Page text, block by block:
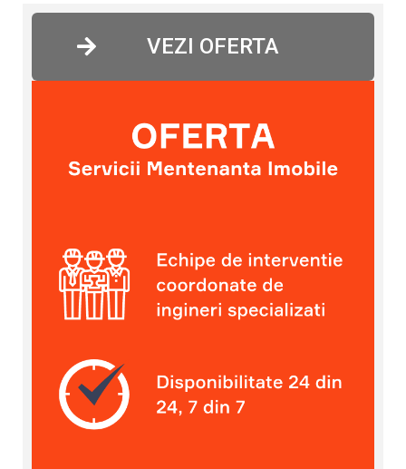
VEZI OFERTA